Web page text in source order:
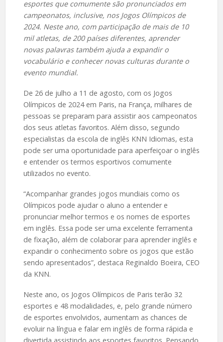
esportes que comumente são pronunciados em
campeonatos, inclusive, nos Jogos Olímpicos de
2024. Neste ano, com participação de mais de 10
mil atletas, de 200 países diferentes, aprender
novas palavras também ajuda a expandir o
vocabulário e conhecer novas culturas durante o
evento mundial.
De 26 de julho a 11 de agosto, com os Jogos
Olímpicos de 2024 em Paris, na França, milhares de
pessoas se preparam para assistir aos campeonatos
dos seus atletas favoritos. Além disso, segundo
especialistas da escola de inglês KNN Idiomas, esta
pode ser uma oportunidade para aperfeiçoar o inglês
e entender os termos esportivos comumente
utilizados no evento.
“Acompanhar grandes jogos mundiais como os
Olímpicos pode ajudar o aluno a entender e
pronunciar melhor termos e os nomes de esportes
em inglês. Essa pode ser uma excelente ferramenta
de fixação, além de colaborar para aprender inglês e
expandir o conhecimento sobre os jogos que estão
sendo apresentados”, destaca Reginaldo Boeira, CEO
da KNN.
Neste ano, os Jogos Olímpicos de Paris terão 32
esportes e 48 modalidades, e, pelo grande número
de esportes envolvidos, aumentam as chances de
evoluir na língua e falar em inglês de forma rápida e